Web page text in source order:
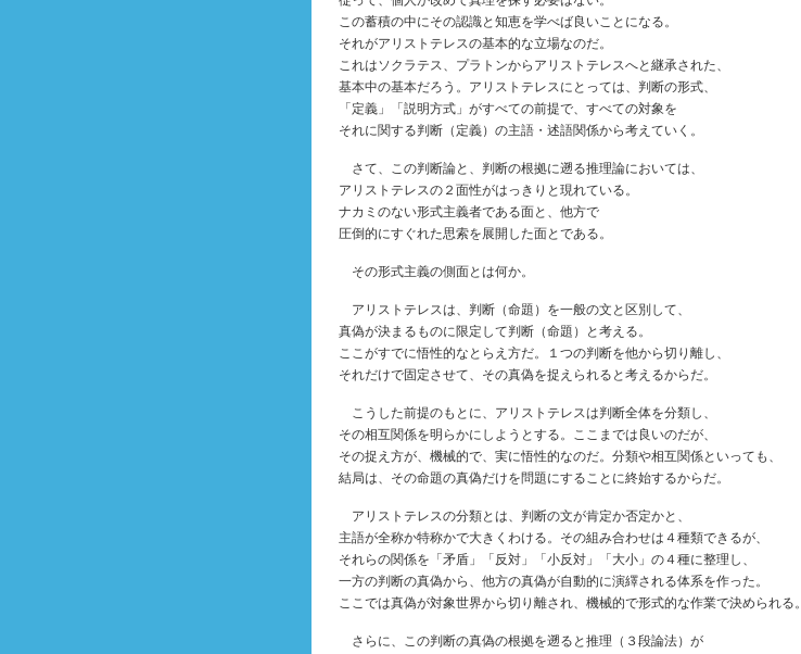
この蓄積の中にその認識と知恵を学べば良いことになる。
それがアリストテレスの基本的な立場なのだ。
これはソクラテス、プラトンからアリストテレスへと継承された、
基本中の基本だろう。アリストテレスにとっては、判断の形式、
「定義」「説明方式」がすべての前提で、すべての対象を
それに関する判断（定義）の主語・述語関係から考えていく。
さて、この判断論と、判断の根拠に遡る推理論においては、
アリストテレスの２面性がはっきりと現れている。
ナカミのない形式主義者である面と、他方で
圧倒的にすぐれた思索を展開した面とである。
その形式主義の側面とは何か。
アリストテレスは、判断（命題）を一般の文と区別して、
真偽が決まるものに限定して判断（命題）と考える。
ここがすでに悟性的なとらえ方だ。１つの判断を他から切り離し、
それだけで固定させて、その真偽を捉えられると考えるからだ。
こうした前提のもとに、アリストテレスは判断全体を分類し、
その相互関係を明らかにしようとする。ここまでは良いのだが、
その捉え方が、機械的で、実に悟性的なのだ。分類や相互関係といっても、
結局は、その命題の真偽だけを問題にすることに終始するからだ。
アリストテレスの分類とは、判断の文が肯定か否定かと、
主語が全称か特称かで大きくわける。その組み合わせは４種類できるが、
それらの関係を「矛盾」「反対」「小反対」「大小」の４種に整理し、
一方の判断の真偽から、他方の真偽が自動的に演繹される体系を作った。
ここでは真偽が対象世界から切り離され、機械的で形式的な作業で決められる。
さらに、この判断の真偽の根拠を遡ると推理（３段論法）が